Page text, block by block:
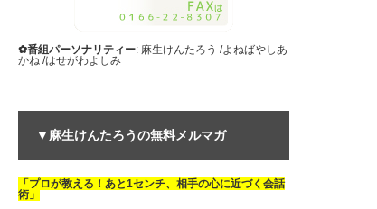
✿番組パーソナリティー: 麻生けんたろう /よねばやしあ
かね /はせがわよしみ
▼麻生けんたろうの無料メルマガ
「プロが教える！あと1センチ、相手の心に近づく会話
術」